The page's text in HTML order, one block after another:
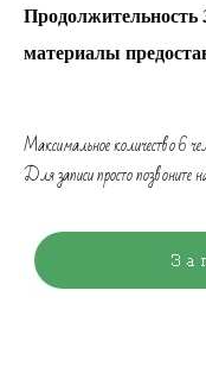
Плетение из
Сумочки из бусин
КЛОШЕ
Шерстная акварель
Продолжительность
материалы
Максимальное количество 6
Для записи просто